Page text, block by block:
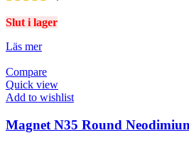
Slut i lager
Läs mer
Compare
Quick view
Add to wishlist
Magnet N35 Round